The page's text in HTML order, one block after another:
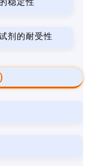
稳定性
剂的耐受性